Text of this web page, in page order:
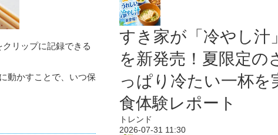
リップに記録できる
動かすことで、いつ保
すき家が「冷やし汁」
を新発売！夏限定の
っぱり冷たい一杯を
食体験レポート
トレンド
2026-07-31 11:30